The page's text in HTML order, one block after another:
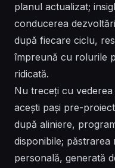
planul actualizat;
conducerea
după fiecare ciclu,
împreună cu rolurile
ridicată.
Nu treceți cu
acești pași pre-
după aliniere,
disponibile;
personală, generată